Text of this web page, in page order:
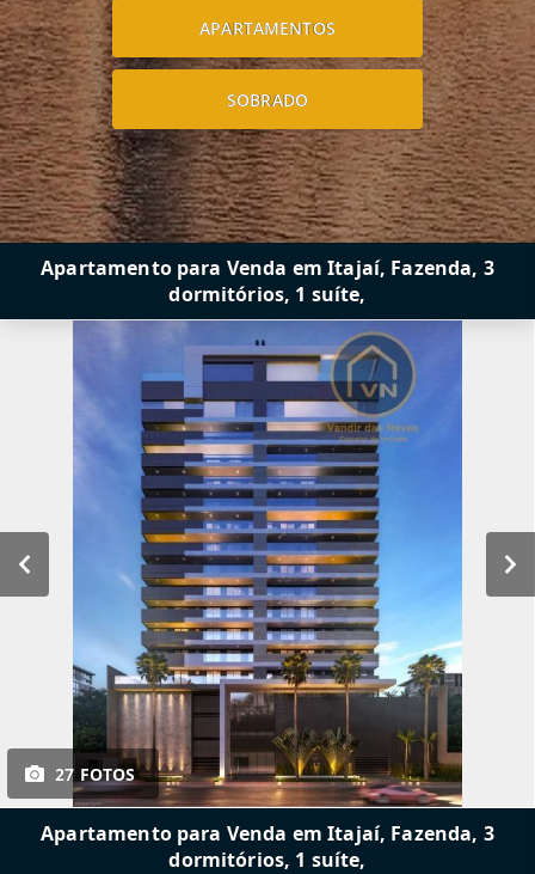
APARTAMENTOS
SOBRADO
Apartamento para Venda em Itajaí, Fazenda, 3
dormitórios, 1 suíte,
27 FOTOS
Apartamento para Venda em Itajaí, Fazenda, 3
dormitórios, 1 suíte,